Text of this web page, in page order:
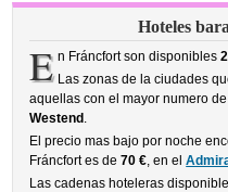
Hoteles
E n Fráncfort son disponibles
Las zonas de la ciudades
aquellas con el mayor numero
Westend .
El precio mas bajo por noche
Fráncfort es de70 €, en el
Las cadenas hoteleras